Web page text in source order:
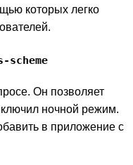
которых легко
Он позволяет
ночной режим.
в приложение с